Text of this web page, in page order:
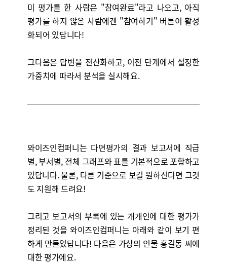
미 평가를 한 사람은 "참여완료"라고 나오고, 아직
평가를 하지 않은 사람에겐 "참여하기" 버튼이 활성
화되어 있답니다!
그다음은 답변을 전산화하고, 이전 단계에서 설정한
가중치에 따라서 분석을 실시해요.
와이즈인컴퍼니는 다면평가의 결과 보고서에 직급
별, 부서별, 전체 그래프와 표를 기본적으로 포함하고
있답니다. 물론, 다른 기준으로 보길 원하신다면 그것
도 지원해 드려요!
그리고 보고서의 부록에 있는 개개인에 대한 평가가
정리된 것을 와이즈인컴퍼니는 아래와 같이 보기 편
하게 만들었답니다! 다음은 가상의 인물 홍길동 씨에
대한 평가에요.